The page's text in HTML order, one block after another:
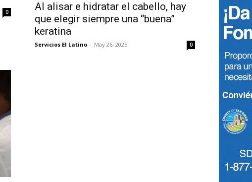
0
Al alisar e hidratar el cabello, hay
que elegir siempre una “buena”
keratina
Servicios El Latino - May 26, 2025 0